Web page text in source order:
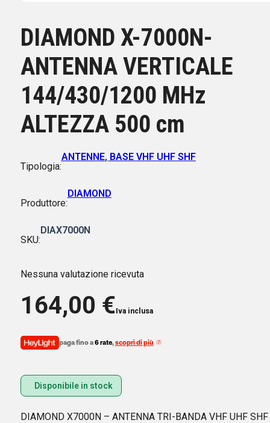
DIAMOND X-7000N-
ANTENNA VERTICALE
144/430/1200 MHz
ALTEZZA 500 cm
Tipologia:
ANTENNE, BASE VHF UHF SHF
Produttore:
DIAMOND
SKU:
DIAX7000N
Nessuna valutazione ricevuta
164,00 € Iva inclusa
paga fino a6 rate,scopri di più
Disponibile in stock
DIAMOND X7000N – ANTENNA TRI-BANDA VHF UHF SHF